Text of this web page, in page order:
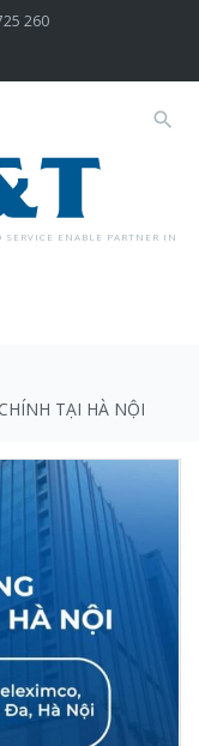
260
ENABLE PARTNER IN
search
TẠI HÀ NỘI